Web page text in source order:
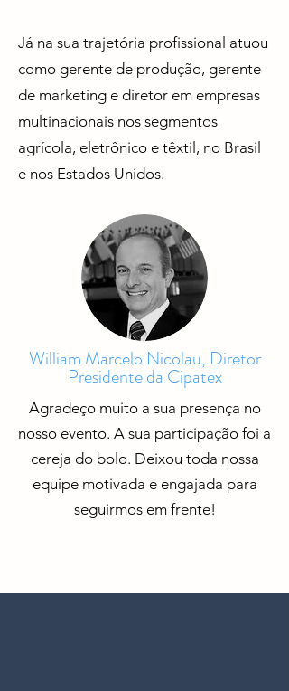
Já na sua trajetória profissional atuou
como gerente de produção, gerente
de marketing e diretor em empresas
multinacionais nos segmentos
agrícola, eletrônico e têxtil, no Brasil
e nos Estados Unidos.
William Marcelo Nicolau, Diretor
Presidente da Cipatex
Agradeço muito a sua presença no
nosso evento. A sua participação foi a
cereja do bolo. Deixou toda nossa
equipe motivada e engajada para
seguirmos em frente!